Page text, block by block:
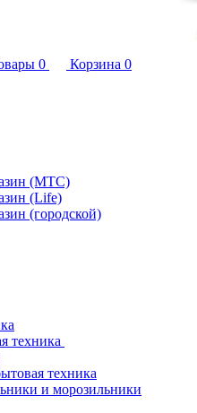
0 Корзина 0
(МТС)
(Life)
(городской)
техника
техника
и морозильники